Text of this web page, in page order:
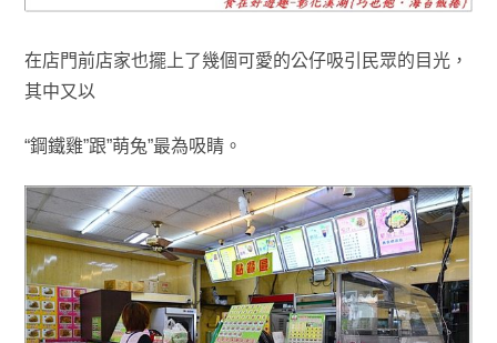
在店門前店家也擺上了幾個可愛的公仔吸引民眾的目光，
其中又以
“鋼鐵雞”跟”萌兔”最為吸睛。